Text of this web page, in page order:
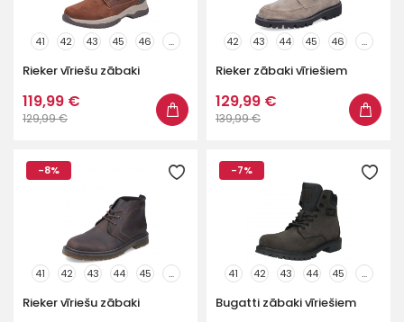
41 42 43 45 46 ...
Rieker vīriešu zābaki
119,99 €
129,99 €
42 43 44 45 46 ...
Rieker zābaki vīriešiem
129,99 €
139,99 €
-8%
41 42 43 44 45 ...
Rieker vīriešu zābaki
-7%
41 42 43 44 45 ...
Bugatti zābaki vīriešiem